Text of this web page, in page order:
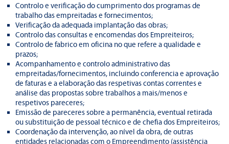
Controlo e verificação do cumprimento dos programas de
trabalho das empreitadas e fornecimentos;
Verificação da adequada implantação das obras;
Controlo das consultas e encomendas dos Empreiteiros;
Controlo de fabrico em oficina no que refere a qualidade e
prazos;
Acompanhamento e controlo administrativo das
empreitadas/fornecimentos, incluindo conferencia e aprovação
de faturas e a elaboração das respetivas contas correntes e
análise das propostas sobre trabalhos a mais/menos e
respetivos pareceres;
Emissão de pareceres sobre a permanência, eventual retirada
ou substituição de pessoal técnico e de chefia dos Empreiteiros;
Coordenação da intervenção, ao nível da obra, de outras
entidades relacionadas com o Empreendimento (assistência